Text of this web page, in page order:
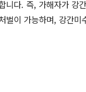
니다. 즉, 가해자가 강
이 가능하며, 강간